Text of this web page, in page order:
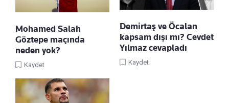
Mohamed Salah
Göztepe maçında
neden yok?
Kaydet
Demirtaş ve Öcalan
kapsam dışı mı? Cevdet
Yılmaz cevapladı
Kaydet